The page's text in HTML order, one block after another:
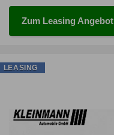
Zum Leasing Angebot
LEASING